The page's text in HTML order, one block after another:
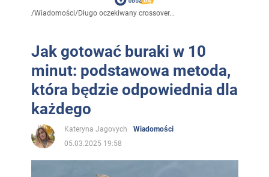
/Wiadomości/Długo oczekiwany crossover...
Jak gotować buraki w 10
minut: podstawowa metoda,
która będzie odpowiednia dla
każdego
Kateryna Jagovych
Wiadomości
05.03.2025 19:58